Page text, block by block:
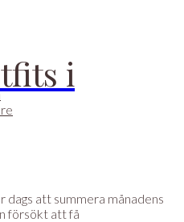
i
dags att summera månadens
försökt att få